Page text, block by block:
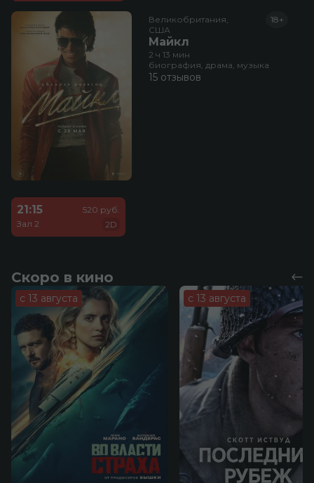
Великобритания,
США
Майкл
18+
2 ч 13 мин
биография, драма, музыка
15 отзывов
21:15
Зал 2
520 руб.
2D
Скоро в кино
с 13 августа с 13 августа